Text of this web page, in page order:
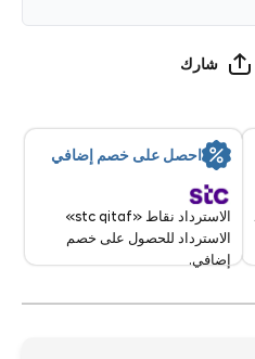
شارك
احصل على خصم إضافي
الاسترداد نقاط «stc qitaf»
الاسترداد للحصول على خصم
إضافي.